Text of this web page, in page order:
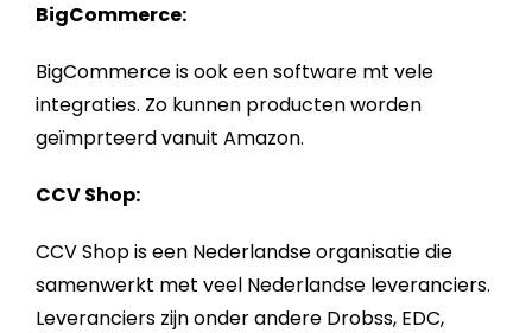
BigCommerce:
BigCommerce is ook een software mt vele
integraties. Zo kunnen producten worden
geïmprteerd vanuit Amazon.
CCV Shop:
CCV Shop is een Nederlandse organisatie die
samenwerkt met veel Nederlandse leveranciers.
Leveranciers zijn onder andere Drobss, EDC,